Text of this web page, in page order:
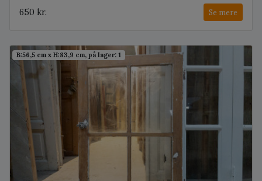
650 kr.
Se mere
B:56,5 cm x H:83,9 cm, på lager: 1